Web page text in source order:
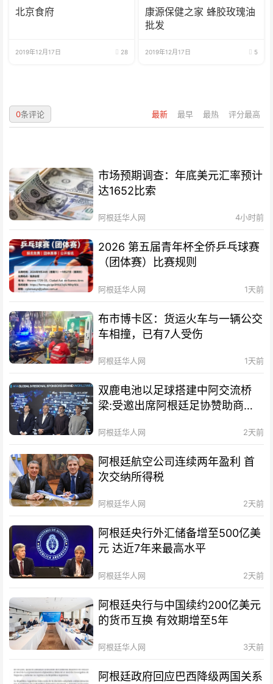
北京食府
2019年12月17日 28
康源保健之家 蜂胶玫瑰油
批发
2019年12月17日 5
最新 最早 最热 评分最高
0条评论
市场预期调查：年底美元汇率预计
达1652比索
阿根廷华人网 4小时前
2026 第五届青年杯全侨乒乓球赛
（团体赛）比赛规则
阿根廷华人网 1天前
布市博卡区：货运火车与一辆公交
车相撞，已有7人受伤
阿根廷华人网 1天前
双鹿电池以足球搭建中阿交流桥
梁:受邀出席阿根廷足协赞助商招
阿根廷华人网 2天前
阿根廷航空公司连续两年盈利 首
次交纳所得税
阿根廷华人网 2天前
阿根廷央行外汇储备增至500亿美
元 达近7年来最高水平
阿根廷华人网 2天前
阿根廷央行与中国续约200亿美元
的货币互换 有效期增至5年
阿根廷华人网 3天前
阿根廷政府回应巴西降级两国关系